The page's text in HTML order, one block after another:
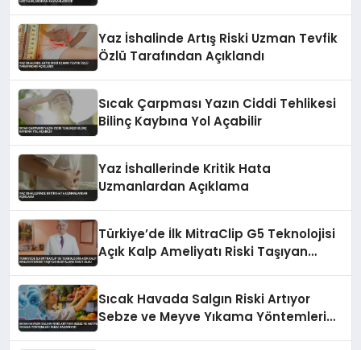
Yaz İshalinde Artış Riski Uzman Tevfik
Özlü Tarafından Açıklandı
Sıcak Çarpması Yazın Ciddi Tehlikesi
Bilinç Kaybına Yol Açabilir
Yaz İshallerinde Kritik Hata
Uzmanlardan Açıklama
Türkiye’de İlk MitraClip G5 Teknolojisi
Açık Kalp Ameliyatı Riski Taşıyan
Sıcak Havada Salgın Riski Artıyor
Sebze ve Meyve Yıkama Yöntemleri